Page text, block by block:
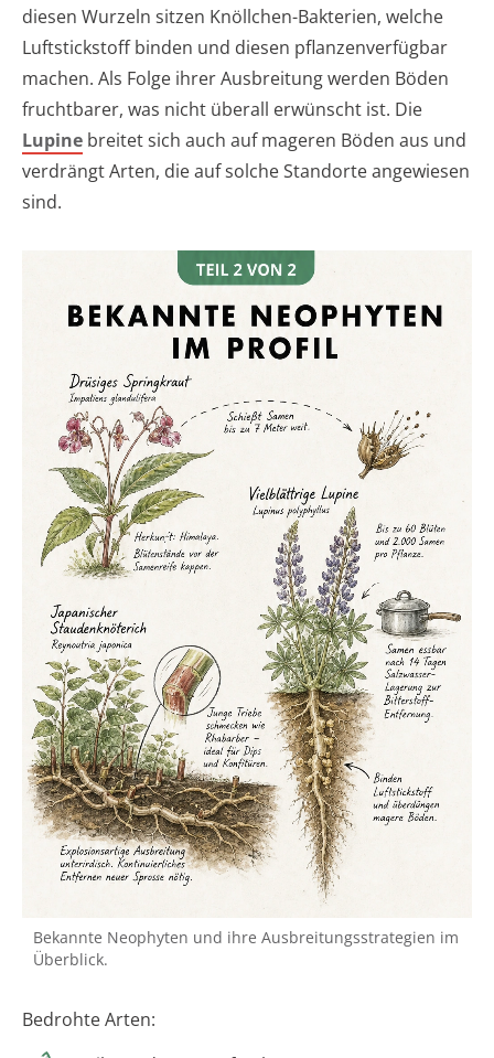
diesen Wurzeln sitzen Knöllchen-Bakterien, welche
Luftstickstoff binden und diesen pflanzenverfügbar
machen. Als Folge ihrer Ausbreitung werden Böden
fruchtbarer, was nicht überall erwünscht ist. Die
Lupine breitet sich auch auf mageren Böden aus und
verdrängt Arten, die auf solche Standorte angewiesen
sind.
Bekannte Neophyten und ihre Ausbreitungsstrategien im
Überblick.
Bedrohte Arten: